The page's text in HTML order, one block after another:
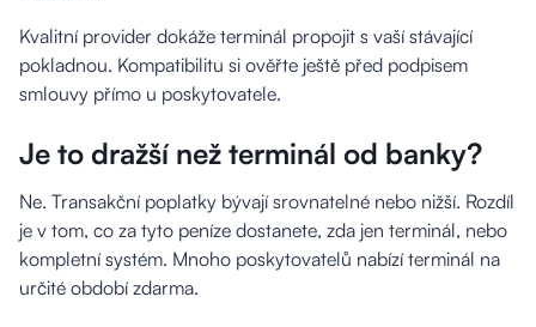
Kvalitní provider dokáže terminál propojit s vaší stávající
pokladnou. Kompatibilitu si ověřte ještě před podpisem
smlouvy přímo u poskytovatele.
Je to dražší než terminál od banky?
Ne. Transakční poplatky bývají srovnatelné nebo nižší. Rozdíl
je v tom, co za tyto peníze dostanete, zda jen terminál, nebo
kompletní systém. Mnoho poskytovatelů nabízí terminál na
určité období zdarma.